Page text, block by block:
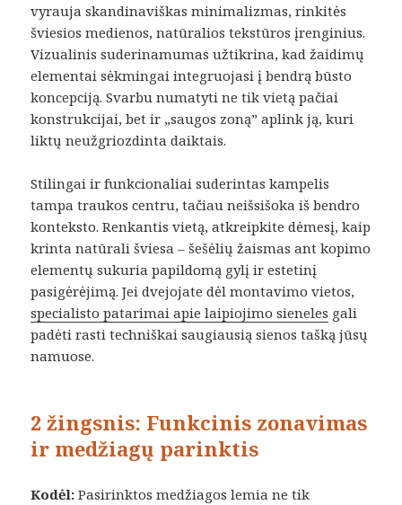
vyrauja skandinaviškas minimalizmas, rinkitės
šviesios medienos, natūralios tekstūros įrenginius.
Vizualinis suderinamumas užtikrina, kad žaidimų
elementai sėkmingai integruojasi į bendrą būsto
koncepciją. Svarbu numatyti ne tik vietą pačiai
konstrukcijai, bet ir „saugos zoną” aplink ją, kuri
liktų neužgriozdinta daiktais.
Stilingai ir funkcionaliai suderintas kampelis
tampa traukos centru, tačiau neišsišoka iš bendro
konteksto. Renkantis vietą, atkreipkite dėmesį, kaip
krinta natūrali šviesa – šešėlių žaismas ant kopimo
elementų sukuria papildomą gylį ir estetinį
pasigėrėjimą. Jei dvejojate dėl montavimo vietos,
specialisto patarimai apie laipiojimo sieneles gali
padėti rasti techniškai saugiausią sienos tašką jūsų
namuose.
2 žingsnis: Funkcinis zonavimas
ir medžiagų parinktis
Kodėl: Pasirinktos medžiagos lemia ne tik